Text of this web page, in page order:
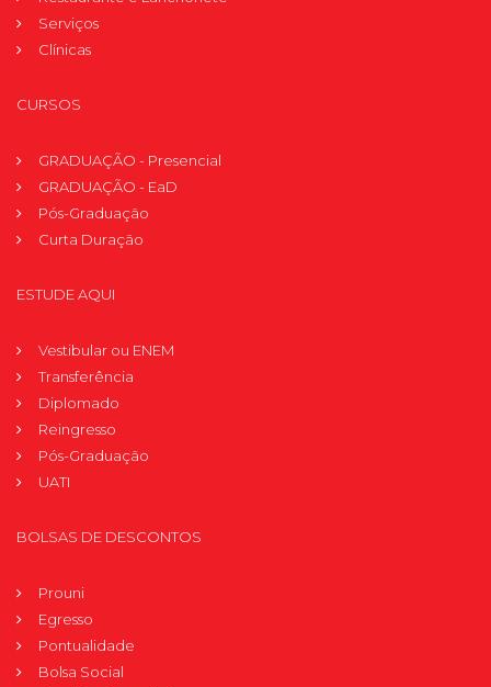
Serviços
Clínicas
CURSOS
GRADUAÇÃO - Presencial
GRADUAÇÃO - EaD
Pós-Graduação
Curta Duração
ESTUDE AQUI
Vestibular ou ENEM
Transferência
Diplomado
Reingresso
Pós-Graduação
UATI
BOLSAS DE DESCONTOS
Prouni
Egresso
Pontualidade
Bolsa Social